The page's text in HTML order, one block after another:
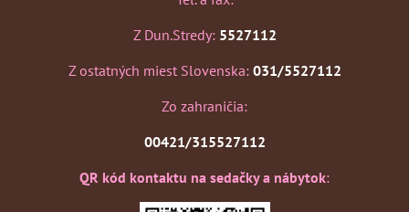
Z Dun.Stredy: 5527112
Z ostatných miest Slovenska: 031/5527112
Zo zahraničia:
00421/315527112
QR kód kontaktu na sedačky a nábytok: